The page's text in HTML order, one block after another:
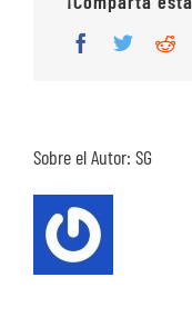
Facebook
Twitter
Sobre el Autor: SG